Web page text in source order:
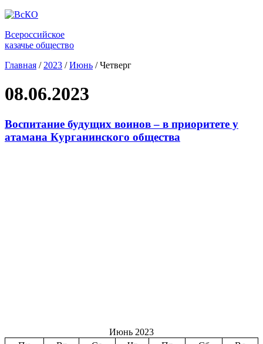
Всероссийское
казачье общество
Главная / 2023 / Июнь /Четверг
08.06.2023
Воспитание будущих воинов – в приоритете у
атамана Курганинского общества
Июнь 2023